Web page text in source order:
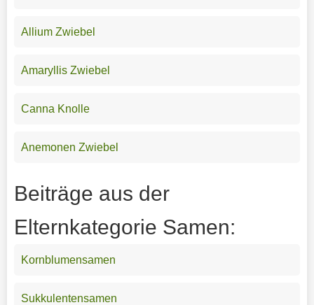
Allium Zwiebel
Amaryllis Zwiebel
Canna Knolle
Anemonen Zwiebel
Beiträge aus der
Elternkategorie Samen:
Kornblumensamen
Sukkulentensamen